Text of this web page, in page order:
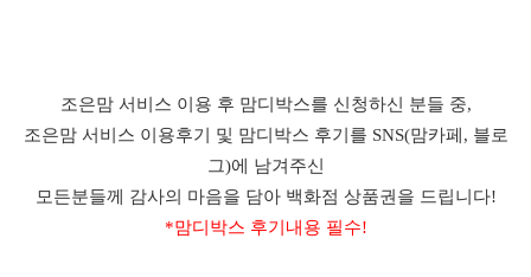
조은맘 서비스 이용 후 맘디박스를 신청하신 분들 중,
조은맘 서비스 이용후기 및 맘디박스 후기를 SNS(맘카페, 블로
그)에 남겨주신
모든분들께 감사의 마음을 담아 백화점 상품권을 드립니다!
*맘디박스 후기내용 필수!